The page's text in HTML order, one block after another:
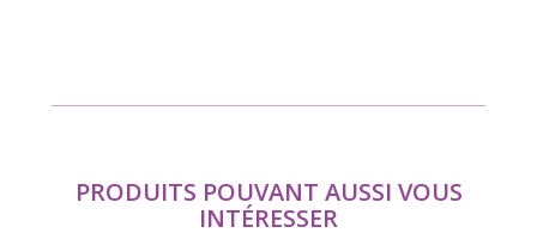
PRODUITS POUVANT AUSSI VOUS
INTÉRESSER